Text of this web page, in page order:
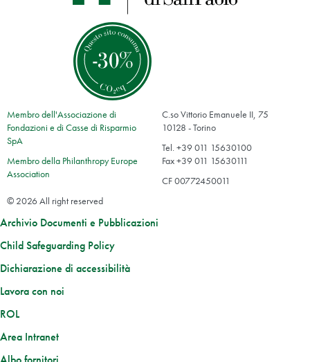
Membro dell'Associazione di
Fondazioni e di Casse di Risparmio
SpA
Membro della Philanthropy Europe
Association
C.so Vittorio Emanuele II, 75
10128 - Torino
Tel. +39 011 15630100
Fax +39 011 15630111
CF 00772450011
© 2026 All right reserved
Archivio Documenti e Pubblicazioni
Child Safeguarding Policy
Dichiarazione di accessibilità
Lavora con noi
ROL
Area Intranet